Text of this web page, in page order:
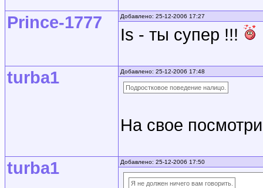
Prince-1777 Добавлено: 25-12-2006 17:27
Is - ты супер !!!
turba1 Добавлено: 25-12-2006 17:48
Подростковое поведение налицо.
На свое посмотри
turba1 Добавлено: 25-12-2006 17:50
Я не должен ничего вам говорить.